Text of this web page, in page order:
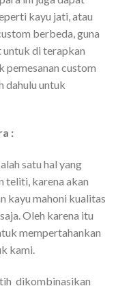
kayu jati, atau
berbeda, guna
untuk di terapkan
pemesanan custom
dahulu untuk
:
satu hal yang
teliti, karena akan
kayu mahoni kualitas
Oleh karena itu
mempertahankan
kami.
dikombinasikan